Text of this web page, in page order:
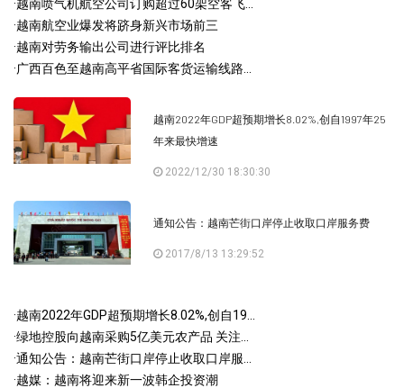
·越南喷气机航空公司订购超过60架空客飞...
·越南航空业爆发将跻身新兴市场前三
·越南对劳务输出公司进行评比排名
·广西百色至越南高平省国际客货运输线路...
越南2022年GDP超预期增长8.02%,创自1997年25
年来最快增速
2022/12/30 18:30:30
通知公告：越南芒街口岸停止收取口岸服务费
2017/8/13 13:29:52
·越南2022年GDP超预期增长8.02%,创自19...
·绿地控股向越南采购5亿美元农产品 关注...
·通知公告：越南芒街口岸停止收取口岸服...
·越媒：越南将迎来新一波韩企投资潮